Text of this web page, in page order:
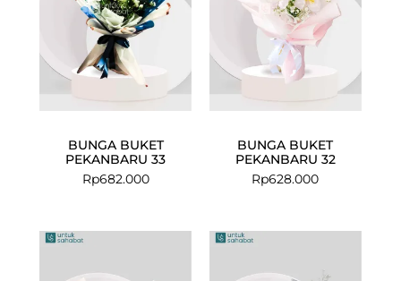
BUNGA BUKET
PEKANBARU 33
Rp682.000
BUNGA BUKET
PEKANBARU 32
Rp628.000